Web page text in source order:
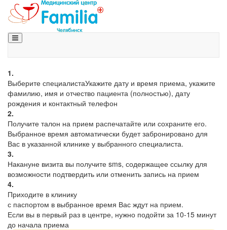
1.
Выберите специалистаУкажите дату и время приема, укажите
фамилию, имя и отчество пациента (полностью), дату
рождения и контактный телефон
2.
Получите талон на прием распечатайте или сохраните его.
Выбранное время автоматически будет забронировано для
Вас в указанной клинике у выбранного специалиста.
3.
Накануне визита вы получите sms, содержащее ссылку для
возможности подтвердить или отменить запись на прием
4.
Приходите в клинику
с паспортом в выбранное время Вас ждут на прием.
Если вы в первый раз в центре, нужно подойти за 10-15 минут
до начала приема